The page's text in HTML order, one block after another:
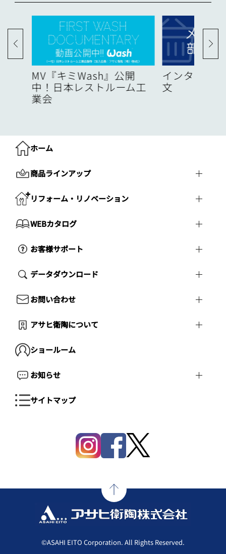
MV『キミWash』公開
中！日本レストルーム工
業会
インターネ
文
ホーム
商品ラインアップ
リフォーム・リノベーション
WEBカタログ
お客様サポート
データダウンロード
お問い合わせ
アサヒ衛陶について
ショールーム
お知らせ
サイトマップ
©ASAHI EITO Corporation. All Rights Reserved.